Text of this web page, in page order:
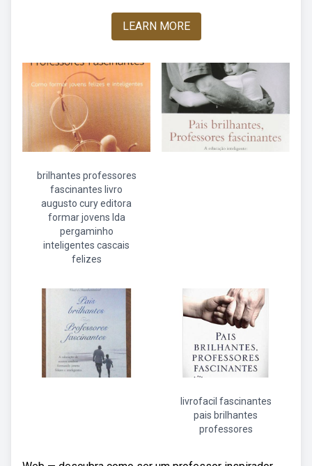
LEARN MORE
brilhantes professores
fascinantes livro
augusto cury editora
formar jovens lda
pergaminho
inteligentes cascais
felizes
livrofacil fascinantes
pais brilhantes
professores